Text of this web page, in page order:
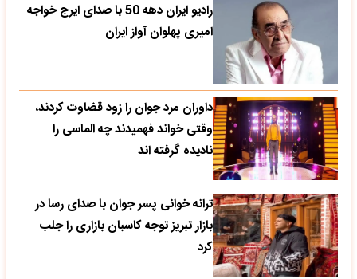
رادیو ایران دهه 50 با صدای ایرج خواجه
امیری پهلوان آواز ایران
داوران مرد جوان را زود قضاوت کردند،
وقتی خواند فهمیدند چه الماسی را
نادیده گرفته اند
ترانه خوانی پسر جوان با صدای رسا در
بازار تبریز توجه کاسبان بازاری را جلب
کرد